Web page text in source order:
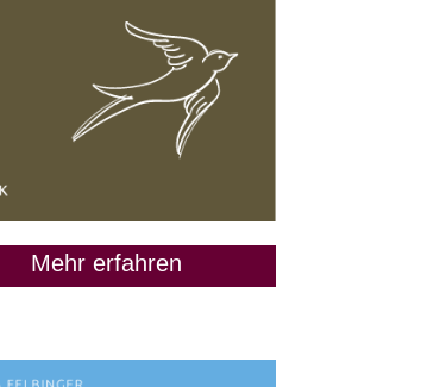
Mehr erfahren